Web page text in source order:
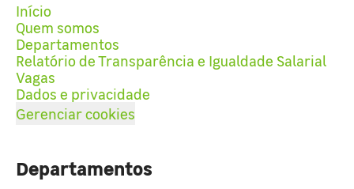
Início
Quem somos
Departamentos
Relatório de Transparência e Igualdade Salarial
Vagas
Dados e privacidade
Gerenciar cookies
Departamentos